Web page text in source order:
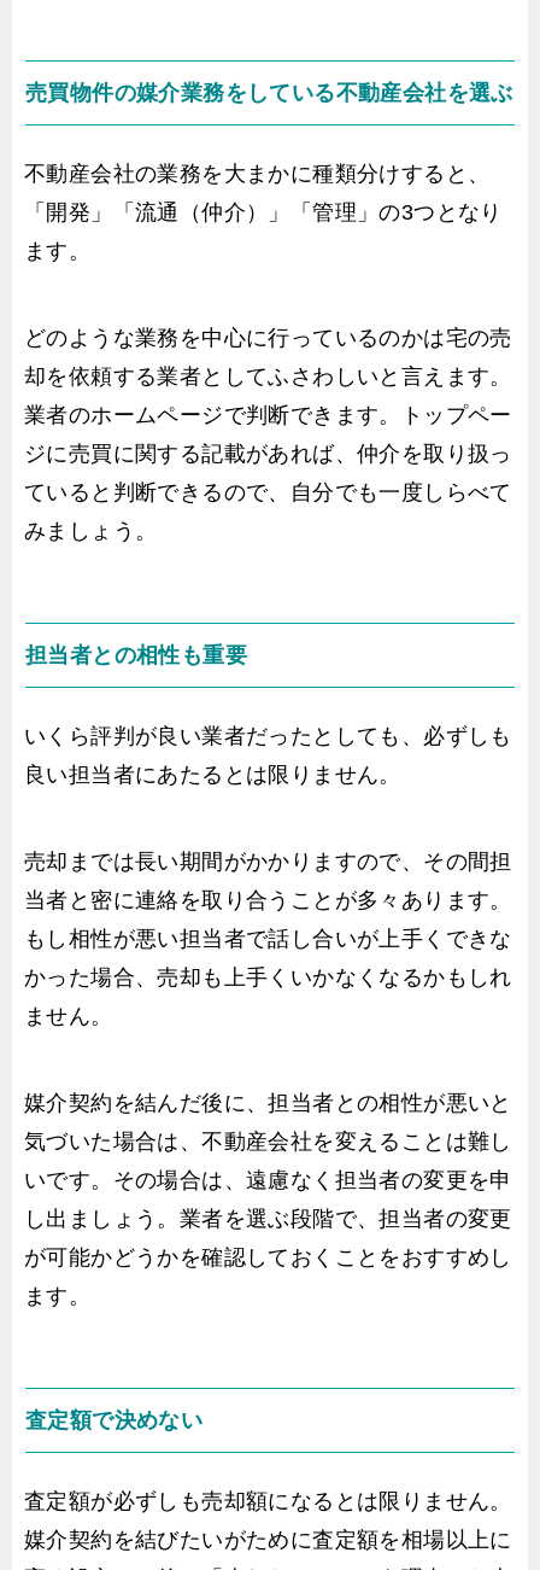
売買物件の媒介業務をしている不動産会社を選ぶ
不動産会社の業務を大まかに種類分けすると、
「開発」「流通（仲介）」「管理」の3つとなり
ます。
どのような業務を中心に行っているのかは宅の売
却を依頼する業者としてふさわしいと言えます。
業者のホームページで判断できます。トップペー
ジに売買に関する記載があれば、仲介を取り扱っ
ていると判断できるので、自分でも一度しらべて
みましょう。
担当者との相性も重要
いくら評判が良い業者だったとしても、必ずしも
良い担当者にあたるとは限りません。
売却までは長い期間がかかりますので、その間担
当者と密に連絡を取り合うことが多々あります。
もし相性が悪い担当者で話し合いが上手くできな
かった場合、売却も上手くいかなくなるかもしれ
ません。
媒介契約を結んだ後に、担当者との相性が悪いと
気づいた場合は、不動産会社を変えることは難し
いです。その場合は、遠慮なく担当者の変更を申
し出ましょう。業者を選ぶ段階で、担当者の変更
が可能かどうかを確認しておくことをおすすめし
ます。
査定額で決めない
査定額が必ずしも売却額になるとは限りません。
媒介契約を結びたいがために査定額を相場以上に